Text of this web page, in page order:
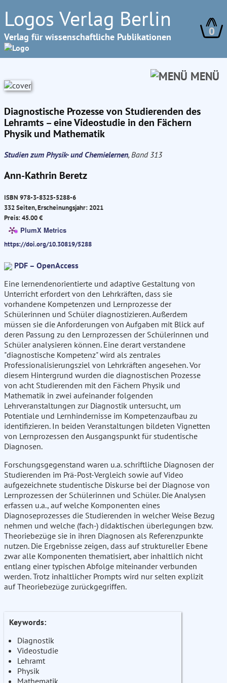
Logos Verlag Berlin
Verlag für wissenschaftliche Publikationen 0
MENÜ
Diagnostische Prozesse von Studierenden des
Lehramts – eine Videostudie in den Fächern
Physik und Mathematik
Studien zum Physik- und Chemielernen, Band 313
Ann-Kathrin Beretz
ISBN 978-3-8325-5288-6
332 Seiten, Erscheinungsjahr: 2021
Preis: 45.00 €
PlumX Metrics
https://doi.org/10.30819/5288
PDF – OpenAccess
Eine lernendenorientierte und adaptive Gestaltung von
Unterricht erfordert von den Lehrkräften, dass sie
vorhandene Kompetenzen und Lernprozesse der
Schülerinnen und Schüler diagnostizieren. Außerdem
müssen sie die Anforderungen von Aufgaben mit Blick auf
deren Passung zu den Lernprozessen der Schülerinnen und
Schüler analysieren können. Eine derart verstandene
"diagnostische Kompetenz" wird als zentrales
Professionalisierungsziel von Lehrkräften angesehen. Vor
diesem Hintergrund wurden die diagnostischen Prozesse
von acht Studierenden mit den Fächern Physik und
Mathematik in zwei aufeinander folgenden
Lehrveranstaltungen zur Diagnostik untersucht, um
Potentiale und Lernhindernisse im Kompetenzaufbau zu
identifizieren. In beiden Veranstaltungen bildeten Vignetten
von Lernprozessen den Ausgangspunkt für studentische
Diagnosen.
Forschungsgegenstand waren u.a. schriftliche Diagnosen der
Studierenden im Prä-Post-Vergleich sowie auf Video
aufgezeichnete studentische Diskurse bei der Diagnose von
Lernprozessen der Schülerinnen und Schüler. Die Analysen
erfassen u.a., auf welche Komponenten eines
Diagnoseprozesses die Studierenden in welcher Weise Bezug
nehmen und welche (fach-) didaktischen überlegungen bzw.
Theoriebezüge sie in ihren Diagnosen als Referenzpunkte
nutzen. Die Ergebnisse zeigen, dass auf struktureller Ebene
zwar alle Komponenten thematisiert, aber inhaltlich nicht
entlang einer typischen Abfolge miteinander verbunden
werden. Trotz inhaltlicher Prompts wird nur selten explizit
auf Theoriebezüge zurückgegriffen.
Keywords:
Diagnostik
Videostudie
Lehramt
Physik